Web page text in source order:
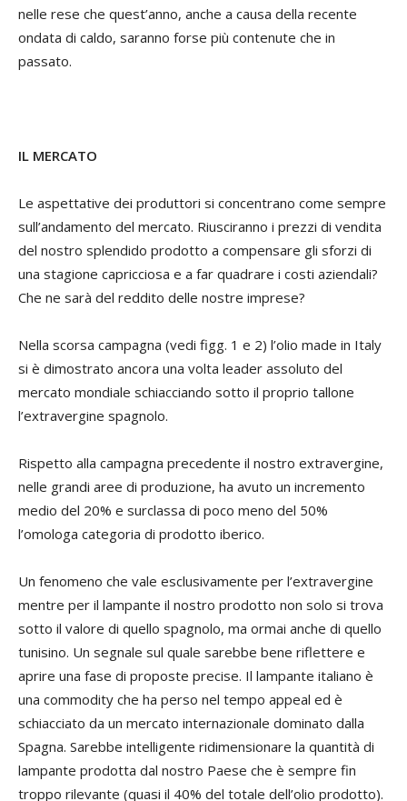
nelle rese che quest’anno, anche a causa della recente
ondata di caldo, saranno forse più contenute che in
passato.
IL MERCATO
Le aspettative dei produttori si concentrano come sempre
sull’andamento del mercato. Riusciranno i prezzi di vendita
del nostro splendido prodotto a compensare gli sforzi di
una stagione capricciosa e a far quadrare i costi aziendali?
Che ne sarà del reddito delle nostre imprese?
Nella scorsa campagna (vedi figg. 1 e 2) l’olio made in Italy
si è dimostrato ancora una volta leader assoluto del
mercato mondiale schiacciando sotto il proprio tallone
l’extravergine spagnolo.
Rispetto alla campagna precedente il nostro extravergine,
nelle grandi aree di produzione, ha avuto un incremento
medio del 20% e surclassa di poco meno del 50%
l’omologa categoria di prodotto iberico.
Un fenomeno che vale esclusivamente per l’extravergine
mentre per il lampante il nostro prodotto non solo si trova
sotto il valore di quello spagnolo, ma ormai anche di quello
tunisino. Un segnale sul quale sarebbe bene riflettere e
aprire una fase di proposte precise. Il lampante italiano è
una commodity che ha perso nel tempo appeal ed è
schiacciato da un mercato internazionale dominato dalla
Spagna. Sarebbe intelligente ridimensionare la quantità di
lampante prodotta dal nostro Paese che è sempre fin
troppo rilevante (quasi il 40% del totale dell’olio prodotto).